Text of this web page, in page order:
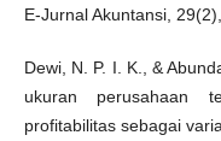
E-Jurnal Akuntansi,
Dewi, N. P. I. K., &
ukuran perusahaan
profitabilitas sebagai